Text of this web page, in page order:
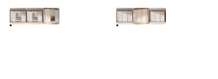
Pn-Pt: 09:00-17:00, Sb: 09:00-14:00